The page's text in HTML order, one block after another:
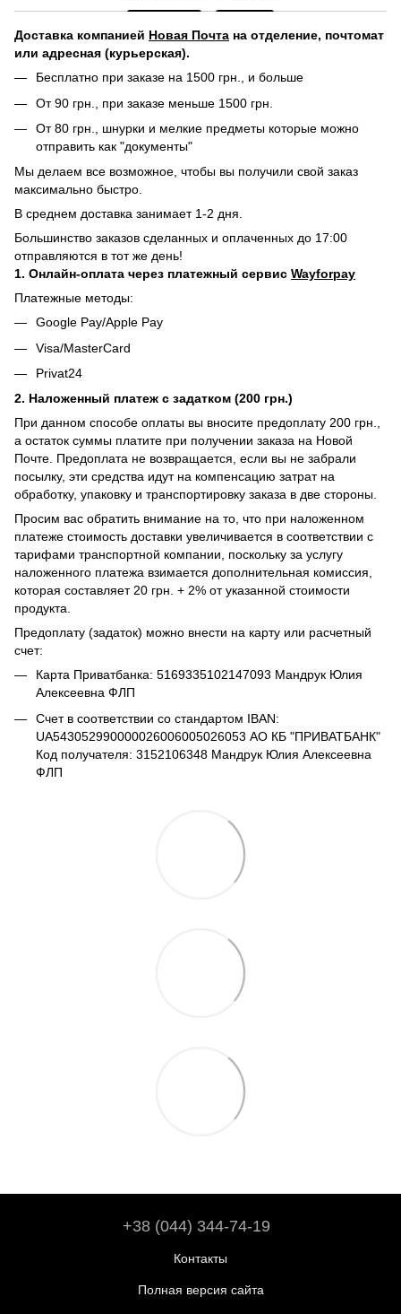
Доставка компанией Новая Почта на отделение, почтомат
или адресная (курьерская).
Бесплатно при заказе на 1500 грн., и больше
От 90 грн., при заказе меньше 1500 грн.
От 80 грн., шнурки и мелкие предметы которые можно
отправить как "документы"
Мы делаем все возможное, чтобы вы получили свой заказ
максимально быстро.
В среднем доставка занимает 1-2 дня.
Большинство заказов сделанных и оплаченных до 17:00
отправляются в тот же день!
1. Онлайн-оплата через платежный сервис Wayforpay
Платежные методы:
Google Pay/Apple Pay
Visa/MasterCard
Privat24
2. Наложенный платеж с задатком (200 грн.)
При данном способе оплаты вы вносите предоплату 200 грн.,
а остаток суммы платите при получении заказа на Новой
Почте. Предоплата не возвращается, если вы не забрали
посылку, эти средства идут на компенсацию затрат на
обработку, упаковку и транспортировку заказа в две стороны.
Просим вас обратить внимание на то, что при наложенном
платеже стоимость доставки увеличивается в соответствии с
тарифами транспортной компании, поскольку за услугу
наложенного платежа взимается дополнительная комиссия,
которая составляет 20 грн. + 2% от указанной стоимости
продукта.
Предоплату (задаток) можно внести на карту или расчетный
счет:
Карта Приватбанка: 5169335102147093 Мандрук Юлия
Алексеевна ФЛП
Счет в соответствии со стандартом IBAN:
UA543052990000026006005026053 АО КБ "ПРИВАТБАНК"
Код получателя: 3152106348 Мандрук Юлия Алексеевна
ФЛП
+38 (044) 344-74-19
Контакты
Полная версия сайта